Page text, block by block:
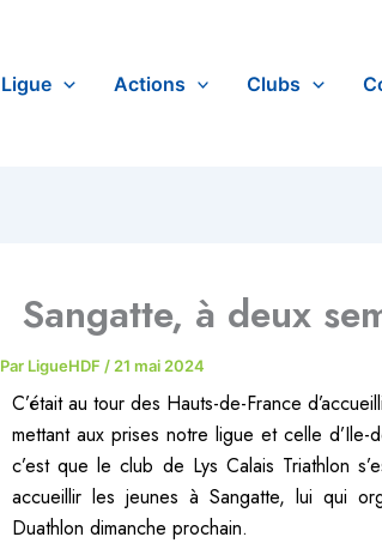
Ligue Actions Clubs
Sangatte, à deux
Par LigueHDF / 21 mai 2024
C’était au tour des Hauts-de-France
mettant aux prises notre ligue et celle d’Ile-
c’est que le club de Lys Calais Triathlon
accueillir les jeunes à Sangatte, lui qui
Duathlon dimanche prochain.